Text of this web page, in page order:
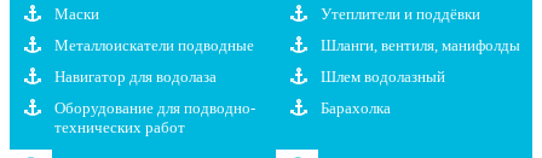
Маски
Металлоискатели подводные
Навигатор для водолаза
Оборудование для подводно-
технических работ
Утеплители и поддёвки
Шланги, вентиля, манифолды
Шлем водолазный
Барахолка